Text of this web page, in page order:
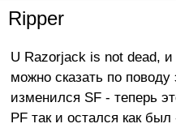
Ripper
U Razorjack is not dead, и
можно сказать по
изменился SF - теперь
PF так и остался как